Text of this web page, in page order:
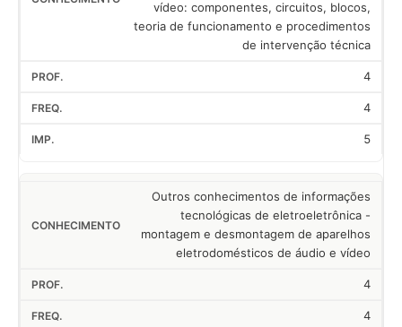
vídeo: componentes, circuitos, blocos,
teoria de funcionamento e procedimentos
de intervenção técnica
4
4
5
Outros conhecimentos de informações
tecnológicas de eletroeletrônica -
montagem e desmontagem de aparelhos
eletrodomésticos de áudio e vídeo
4
4